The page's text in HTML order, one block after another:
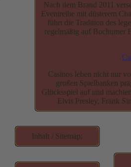
Nach dem Brand 2011
Eventreihe mit düsterem
führt die Tradition des
regelmäßig auf Bochumer
Casinos leben nicht nur
großen Spielbanken
Glücksspiel auf und
Elvis Presley, Frank
Inhalt / Sitemap: